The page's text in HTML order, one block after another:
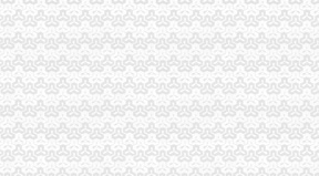
人申请|怎么样注册商贸公司-上海招商网
税人公司执照-东源中创
择的简易办-上海经济开发区办事处
城
经_搜狐网
】-青羊致民路易登网
让一般纳税人公司